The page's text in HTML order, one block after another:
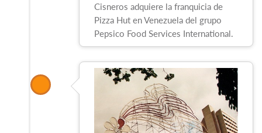
Cisneros adquiere la franquicia de
Pizza Hut en Venezuela del grupo
Pepsico Food Services International.